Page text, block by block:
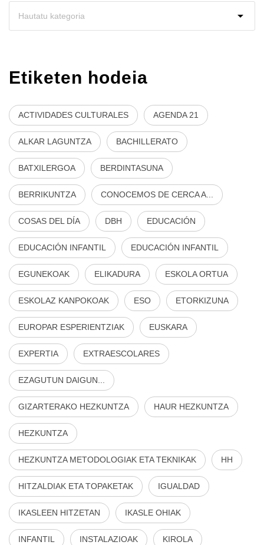
Etiketen hodeia
ACTIVIDADES CULTURALES AGENDA 21
ALKAR LAGUNTZA BACHILLERATO
BATXILERGOA BERDINTASUNA
BERRIKUNTZA CONOCEMOS DE CERCA A...
COSAS DEL DÍA DBH EDUCACIÓN
EDUCACIÓN INFANTIL EDUCACIÓN INFANTIL
EGUNEKOAK ELIKADURA ESKOLA ORTUA
ESKOLAZ KANPOKOAK ESO ETORKIZUNA
EUROPAR ESPERIENTZIAK EUSKARA
EXPERTIA EXTRAESCOLARES
EZAGUTUN DAIGUN...
GIZARTERAKO HEZKUNTZA HAUR HEZKUNTZA
HEZKUNTZA
HEZKUNTZA METODOLOGIAK ETA TEKNIKAK HH
HITZALDIAK ETA TOPAKETAK IGUALDAD
IKASLEEN HITZETAN IKASLE OHIAK
INFANTIL INSTALAZIOAK KIROLA